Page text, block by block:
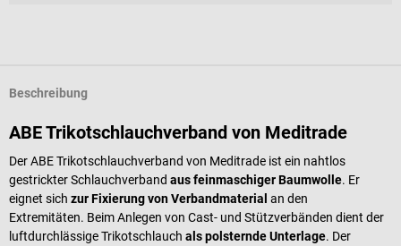
Beschreibung
ABE Trikotschlauchverband von Meditrade
Der ABE Trikotschlauchverband von Meditrade ist ein nahtlos
gestrickter Schlauchverband aus feinmaschiger Baumwolle. Er
eignet sich zur Fixierung von Verbandmaterial an den
Extremitäten. Beim Anlegen von Cast- und Stützverbänden dient der
luftdurchlässige Trikotschlauch als polsternde Unterlage. Der